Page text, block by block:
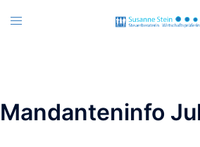
Inhalt
Menü
Mandanteninfo